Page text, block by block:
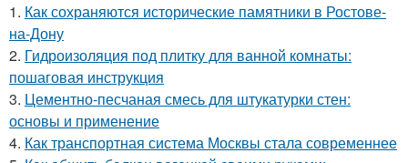
1. Как сохраняются исторические памятники в Ростове-
на-Дону
2. Гидроизоляция под плитку для ванной комнаты:
пошаговая инструкция
3. Цементно-песчаная смесь для штукатурки стен:
основы и применение
4. Как транспортная система Москвы стала современнее